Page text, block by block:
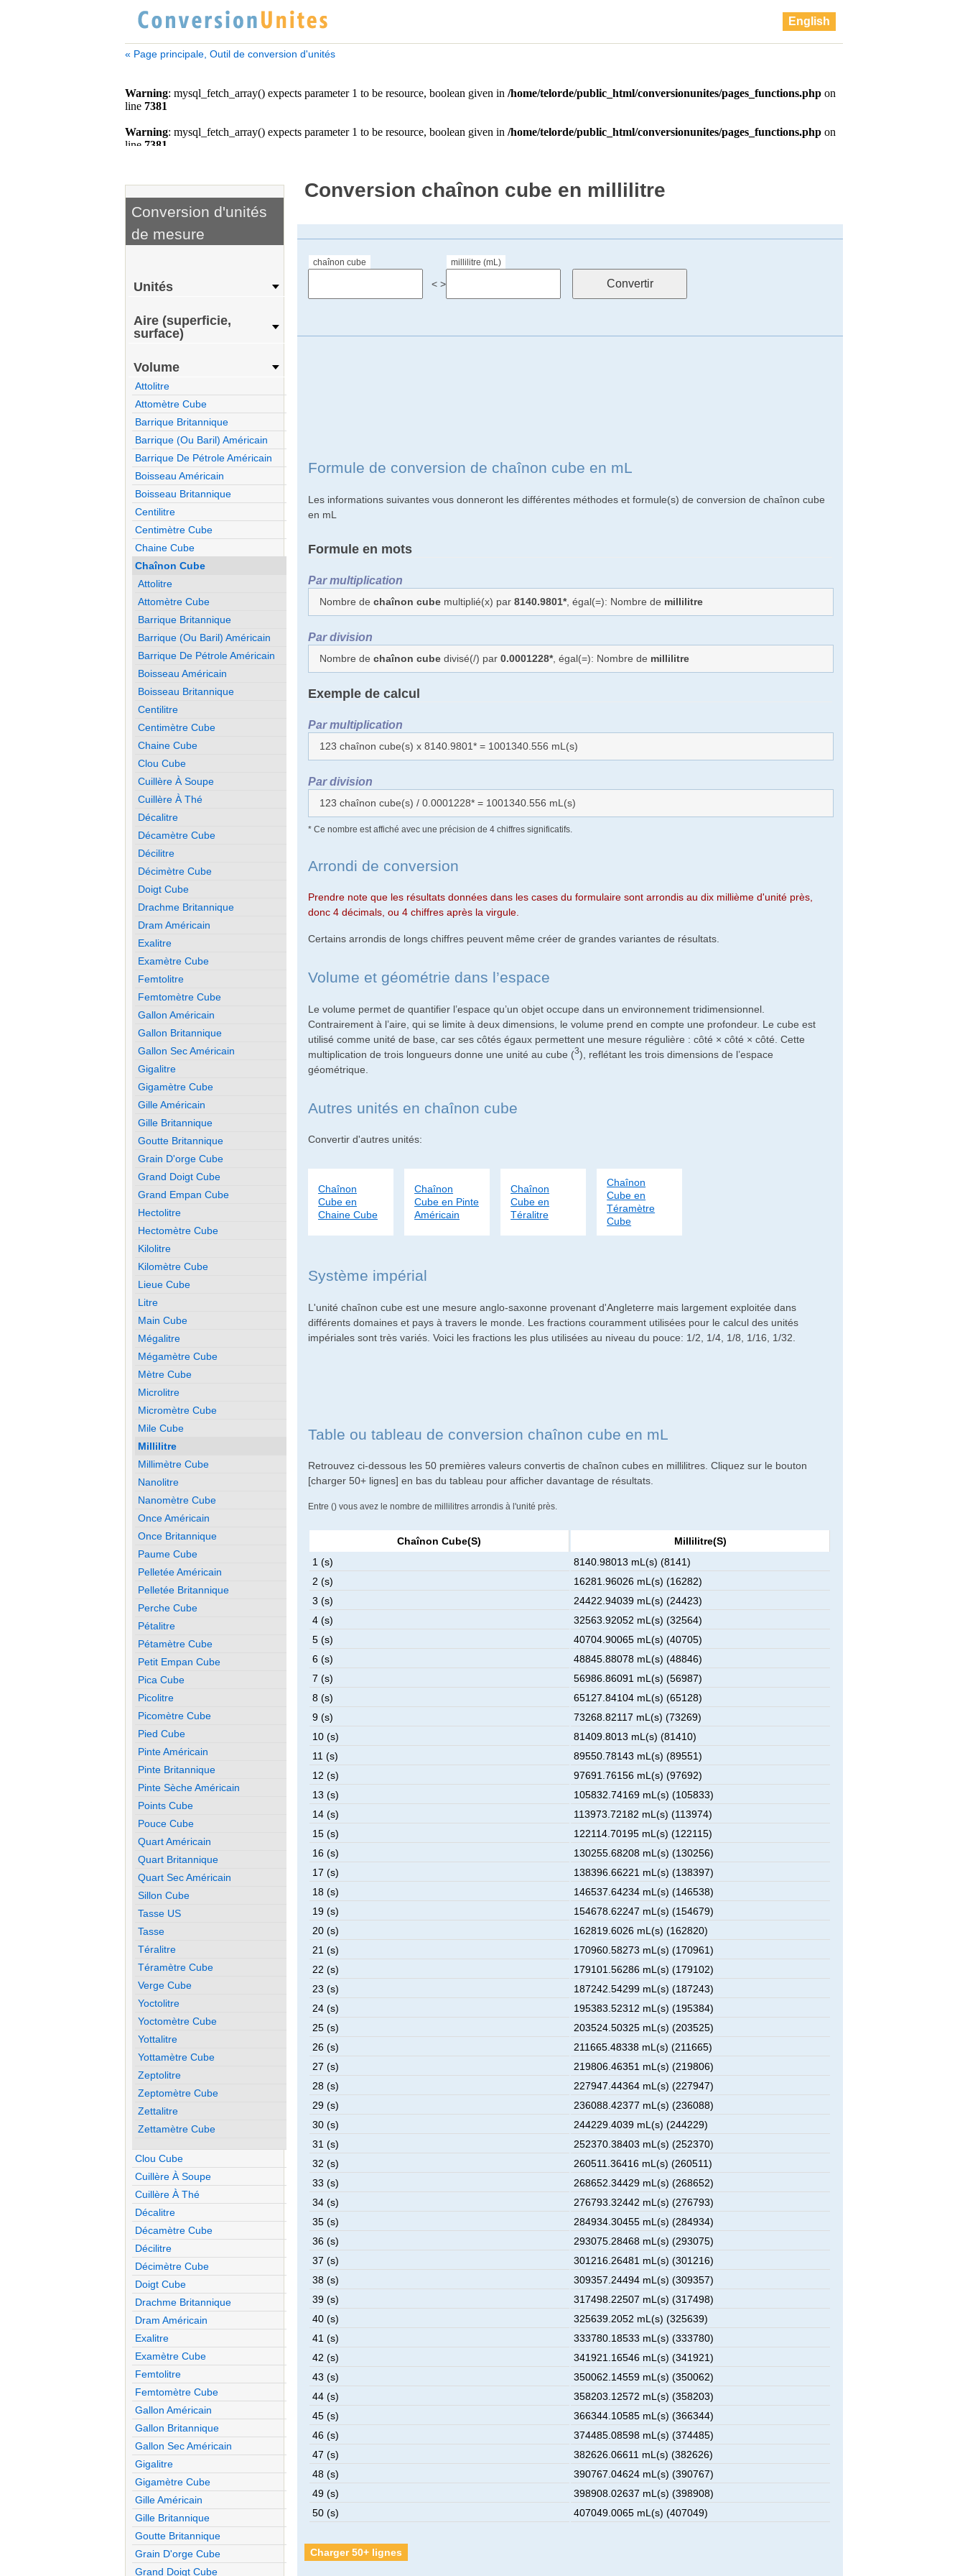
English
« Page principale, Outil de conversion d'unités
Conversion chaînon cube en millilitre
chaînon cube
< >
millilitre (mL)
Formule de conversion de chaînon cube en mL
Les informations suivantes vous donneront les différentes méthodes et formule(s) de conversion de chaînon cube
en mL
Formule en mots
Par multiplication
Nombre dechaînon cube multiplié(x) par8140.9801*, égal(=): Nombre de millilitre
Par division
Nombre dechaînon cube divisé(/) par0.0001228*, égal(=): Nombre de millilitre
Exemple de calcul
Par multiplication
123 chaînon cube(s) x 8140.9801* = 1001340.556 mL(s)
Par division
123 chaînon cube(s) / 0.0001228* = 1001340.556 mL(s)
* Ce nombre est affiché avec une précision de 4 chiffres significatifs.
Arrondi de conversion
Prendre note que les résultats données dans les cases du formulaire sont arrondis au dix millième d'unité près,
donc 4 décimals, ou 4 chiffres après la virgule.
Certains arrondis de longs chiffres peuvent même créer de grandes variantes de résultats.
Volume et géométrie dans l’espace
Le volume permet de quantifier l’espace qu’un objet occupe dans un environnement tridimensionnel.
Contrairement à l’aire, qui se limite à deux dimensions, le volume prend en compte une profondeur. Le cube est
utilisé comme unité de base, car ses côtés égaux permettent une mesure régulière : côté × côté × côté. Cette
multiplication de trois longueurs donne une unité au cube (3), reflétant les trois dimensions de l’espace
géométrique.
Autres unités en chaînon cube
Convertir d'autres unités:
Chaînon
Cube en
Chaine Cube
Chaînon
Cube en Pinte
Américain
Chaînon
Cube en
Téralitre
Chaînon
Cube en
Téramètre
Cube
Système impérial
L'unité chaînon cube est une mesure anglo-saxonne provenant d'Angleterre mais largement exploitée dans
différents domaines et pays à travers le monde. Les fractions couramment utilisées pour le calcul des unités
impériales sont très variés. Voici les fractions les plus utilisées au niveau du pouce: 1/2, 1/4, 1/8, 1/16, 1/32.
Table ou tableau de conversion chaînon cube en mL
Retrouvez ci-dessous les 50 premières valeurs convertis de chaînon cubes en millilitres. Cliquez sur le bouton
[charger 50+ lignes] en bas du tableau pour afficher davantage de résultats.
Entre () vous avez le nombre de millilitres arrondis à l'unité près.
Chaînon Cube(s)
Millilitre(s)
1 (s)
8140.98013 mL(s) (8141)
2 (s)
16281.96026 mL(s) (16282)
3 (s)
24422.94039 mL(s) (24423)
4 (s)
32563.92052 mL(s) (32564)
5 (s)
40704.90065 mL(s) (40705)
6 (s)
48845.88078 mL(s) (48846)
7 (s)
56986.86091 mL(s) (56987)
8 (s)
65127.84104 mL(s) (65128)
9 (s)
73268.82117 mL(s) (73269)
10 (s)
81409.8013 mL(s) (81410)
11 (s)
89550.78143 mL(s) (89551)
12 (s)
97691.76156 mL(s) (97692)
13 (s)
105832.74169 mL(s) (105833)
14 (s)
113973.72182 mL(s) (113974)
15 (s)
122114.70195 mL(s) (122115)
16 (s)
130255.68208 mL(s) (130256)
17 (s)
138396.66221 mL(s) (138397)
18 (s)
146537.64234 mL(s) (146538)
19 (s)
154678.62247 mL(s) (154679)
20 (s)
162819.6026 mL(s) (162820)
21 (s)
170960.58273 mL(s) (170961)
22 (s)
179101.56286 mL(s) (179102)
23 (s)
187242.54299 mL(s) (187243)
24 (s)
195383.52312 mL(s) (195384)
25 (s)
203524.50325 mL(s) (203525)
26 (s)
211665.48338 mL(s) (211665)
27 (s)
219806.46351 mL(s) (219806)
28 (s)
227947.44364 mL(s) (227947)
29 (s)
236088.42377 mL(s) (236088)
30 (s)
244229.4039 mL(s) (244229)
31 (s)
252370.38403 mL(s) (252370)
32 (s)
260511.36416 mL(s) (260511)
33 (s)
268652.34429 mL(s) (268652)
34 (s)
276793.32442 mL(s) (276793)
35 (s)
284934.30455 mL(s) (284934)
36 (s)
293075.28468 mL(s) (293075)
37 (s)
301216.26481 mL(s) (301216)
38 (s)
309357.24494 mL(s) (309357)
39 (s)
317498.22507 mL(s) (317498)
40 (s)
325639.2052 mL(s) (325639)
41 (s)
333780.18533 mL(s) (333780)
42 (s)
341921.16546 mL(s) (341921)
43 (s)
350062.14559 mL(s) (350062)
44 (s)
358203.12572 mL(s) (358203)
45 (s)
366344.10585 mL(s) (366344)
46 (s)
374485.08598 mL(s) (374485)
47 (s)
382626.06611 mL(s) (382626)
48 (s)
390767.04624 mL(s) (390767)
49 (s)
398908.02637 mL(s) (398908)
50 (s)
407049.0065 mL(s) (407049)
Charger 50+ lignes
Conversion d'unités
de mesure
Unités
Aire (superficie,
surface)
Volume
Attolitre
Attomètre Cube
Barrique Britannique
Barrique (ou Baril) Américain
Barrique De Pétrole Américain
Boisseau Américain
Boisseau Britannique
Centilitre
Centimètre Cube
Chaine Cube
Chaînon Cube
Attolitre
Attomètre Cube
Barrique Britannique
Barrique (ou Baril) Américain
Barrique De Pétrole Américain
Boisseau Américain
Boisseau Britannique
Centilitre
Centimètre Cube
Chaine Cube
Clou Cube
Cuillère À Soupe
Cuillère À Thé
Décalitre
Décamètre Cube
Décilitre
Décimètre Cube
Doigt Cube
Drachme Britannique
Dram Américain
Exalitre
Examètre Cube
Femtolitre
Femtomètre Cube
Gallon Américain
Gallon Britannique
Gallon Sec Américain
Gigalitre
Gigamètre Cube
Gille Américain
Gille Britannique
Goutte Britannique
Grain D'orge Cube
Grand Doigt Cube
Grand Empan Cube
Hectolitre
Hectomètre Cube
Kilolitre
Kilomètre Cube
Lieue Cube
Litre
Main Cube
Mégalitre
Mégamètre Cube
Mètre Cube
Microlitre
Micromètre Cube
Mile Cube
Millilitre
Millimètre Cube
Nanolitre
Nanomètre Cube
Once Américain
Once Britannique
Paume Cube
Pelletée Américain
Pelletée Britannique
Perche Cube
Pétalitre
Pétamètre Cube
Petit Empan Cube
Pica Cube
Picolitre
Picomètre Cube
Pied Cube
Pinte Américain
Pinte Britannique
Pinte Sèche Américain
Points Cube
Pouce Cube
Quart Américain
Quart Britannique
Quart Sec Américain
Sillon Cube
Tasse US
Tasse
Téralitre
Téramètre Cube
Verge Cube
Yoctolitre
Yoctomètre Cube
Yottalitre
Yottamètre Cube
Zeptolitre
Zeptomètre Cube
Zettalitre
Zettamètre Cube
Clou Cube
Cuillère À Soupe
Cuillère À Thé
Décalitre
Décamètre Cube
Décilitre
Décimètre Cube
Doigt Cube
Drachme Britannique
Dram Américain
Exalitre
Examètre Cube
Femtolitre
Femtomètre Cube
Gallon Américain
Gallon Britannique
Gallon Sec Américain
Gigalitre
Gigamètre Cube
Gille Américain
Gille Britannique
Goutte Britannique
Grain D'orge Cube
Grand Doigt Cube